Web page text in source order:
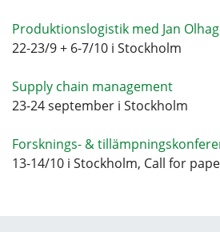
Produktionslogistik med Jan
22-23/9 + 6-7/10 i Stockholm
Supply chain management
23-24 september i Stockholm
Forsknings- &
13-14/10 i Stockholm, Call for